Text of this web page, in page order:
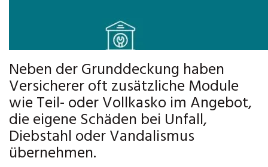
Neben der Grunddeckung haben
Versicherer oft zusätzliche Module
wie Teil- oder Vollkasko im Angebot,
die eigene Schäden bei Unfall,
Diebstahl oder Vandalismus
übernehmen.